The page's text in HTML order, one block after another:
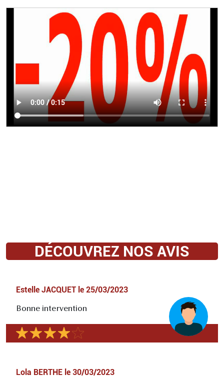
DÉCOUVREZ NOS AVIS
Estelle JACQUET le 25/03/2023
Bonne intervention
Lola BERTHE le 30/03/2023